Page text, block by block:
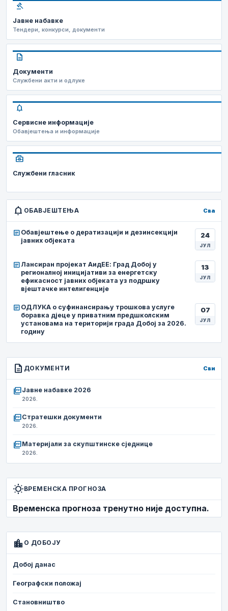
gavel
Јавне набавке
Тендери, конкурси, документи
description
Документи
Службени акти и одлуке
notifications
Сервисне информације
Обавјештења и информације
business_center
Службени гласник
notifications ОБАВЈЕШТЕЊА Сва
article Обавјештење о дератизацији и дезинсекцији
јавних објеката
24
ЈУЛ
article Лансиран пројекат АидЕЕ: Град Добој у
регионалној иницијативи за енергетску
ефикасност јавних објеката уз подршку
вјештачке интелигенције
13
ЈУЛ
article ОДЛУКА о суфинансирању трошкова услуге
боравка дјеце у приватним предшколским
установама на територији града Добој за 2026.
годину
07
ЈУЛ
description ДОКУМЕНТИ Сви
picture_as_pdfЈавне набавке 2026
2026.
picture_as_pdfСтратешки документи
2026.
picture_as_pdfМатеријали за скупштинске сједнице
2026.
wb_sunnyВРЕМЕНСКА ПРОГНОЗА
Временска прогноза тренутно није доступна.
location_city О ДОБОЈУ
Добој данас
Географски положај
Становништво